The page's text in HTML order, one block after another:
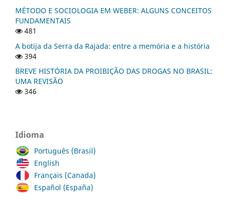
MÉTODO E SOCIOLOGIA EM WEBER: ALGUNS CONCEITOS
FUNDAMENTAIS
481
A botija da Serra da Rajada: entre a memória e a história
394
BREVE HISTÓRIA DA PROIBIÇÃO DAS DROGAS NO BRASIL:
UMA REVISÃO
346
Idioma
Português (Brasil)
English
Français (Canada)
Español (España)